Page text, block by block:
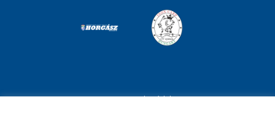
Impresszum Adatvédelem